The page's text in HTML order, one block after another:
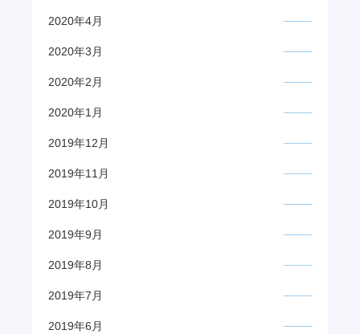
2020年4月
2020年3月
2020年2月
2020年1月
2019年12月
2019年11月
2019年10月
2019年9月
2019年8月
2019年7月
2019年6月